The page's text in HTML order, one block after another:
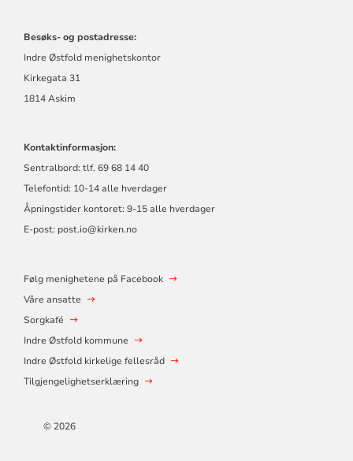
Besøks- og postadresse:
Indre Østfold menighetskontor
Kirkegata 31
1814 Askim
Kontaktinformasjon:
Sentralbord: tlf. 69 68 14 40
Telefontid: 10-14 alle hverdager
Åpningstider kontoret: 9-15 alle hverdager
E-post: post.io@kirken.no
Følg menighetene på Facebook
Våre ansatte
Sorgkafé
Indre Østfold kommune
Indre Østfold kirkelige fellesråd
Tilgjengelighetserklæring
© 2026